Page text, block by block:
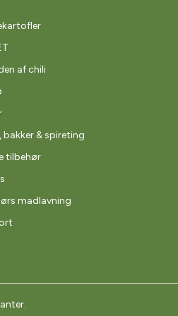
af chili
bakker & spireting
tilbehør
madlavning
.